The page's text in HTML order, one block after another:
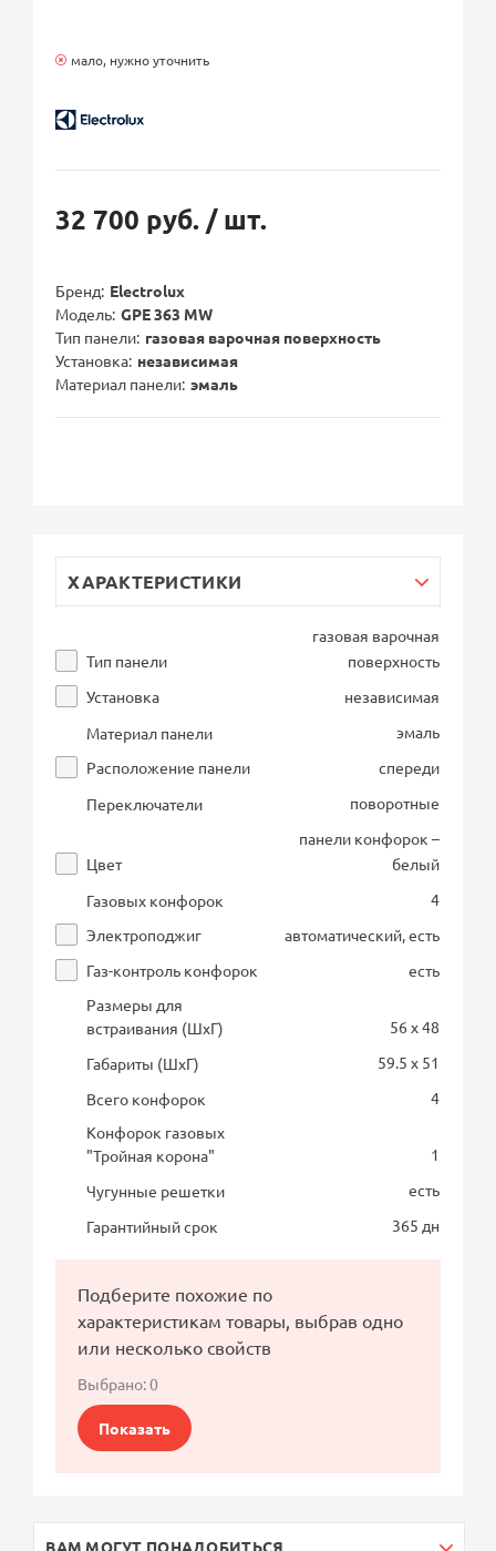
мало, нужно уточнить
32 700 руб. / шт.
Бренд Electrolux
Модель GPE 363 MW
Тип панели газовая варочная поверхность
Установка независимая
Материал панели эмаль
ХАРАКТЕРИСТИКИ
Тип панели
газовая варочная
поверхность
Установка
независимая
Материал панели
эмаль
Расположение панели
спереди
Переключатели
поворотные
Цвет
панели конфорок –
белый
Газовых конфорок
4
Электроподжиг
автоматический, есть
Газ-контроль конфорок
есть
Размеры для
встраивания (ШхГ)
56 x 48
Габариты (ШхГ)
59.5 x 51
Всего конфорок
4
Конфорок газовых
"Тройная корона"
1
Чугунные решетки
есть
Гарантийный срок
365 дн
Подберите похожие по
характеристикам товары, выбрав одно
или несколько свойств
Выбрано:0
Показать
ВАМ МОГУТ ПОНАДОБИТЬСЯ